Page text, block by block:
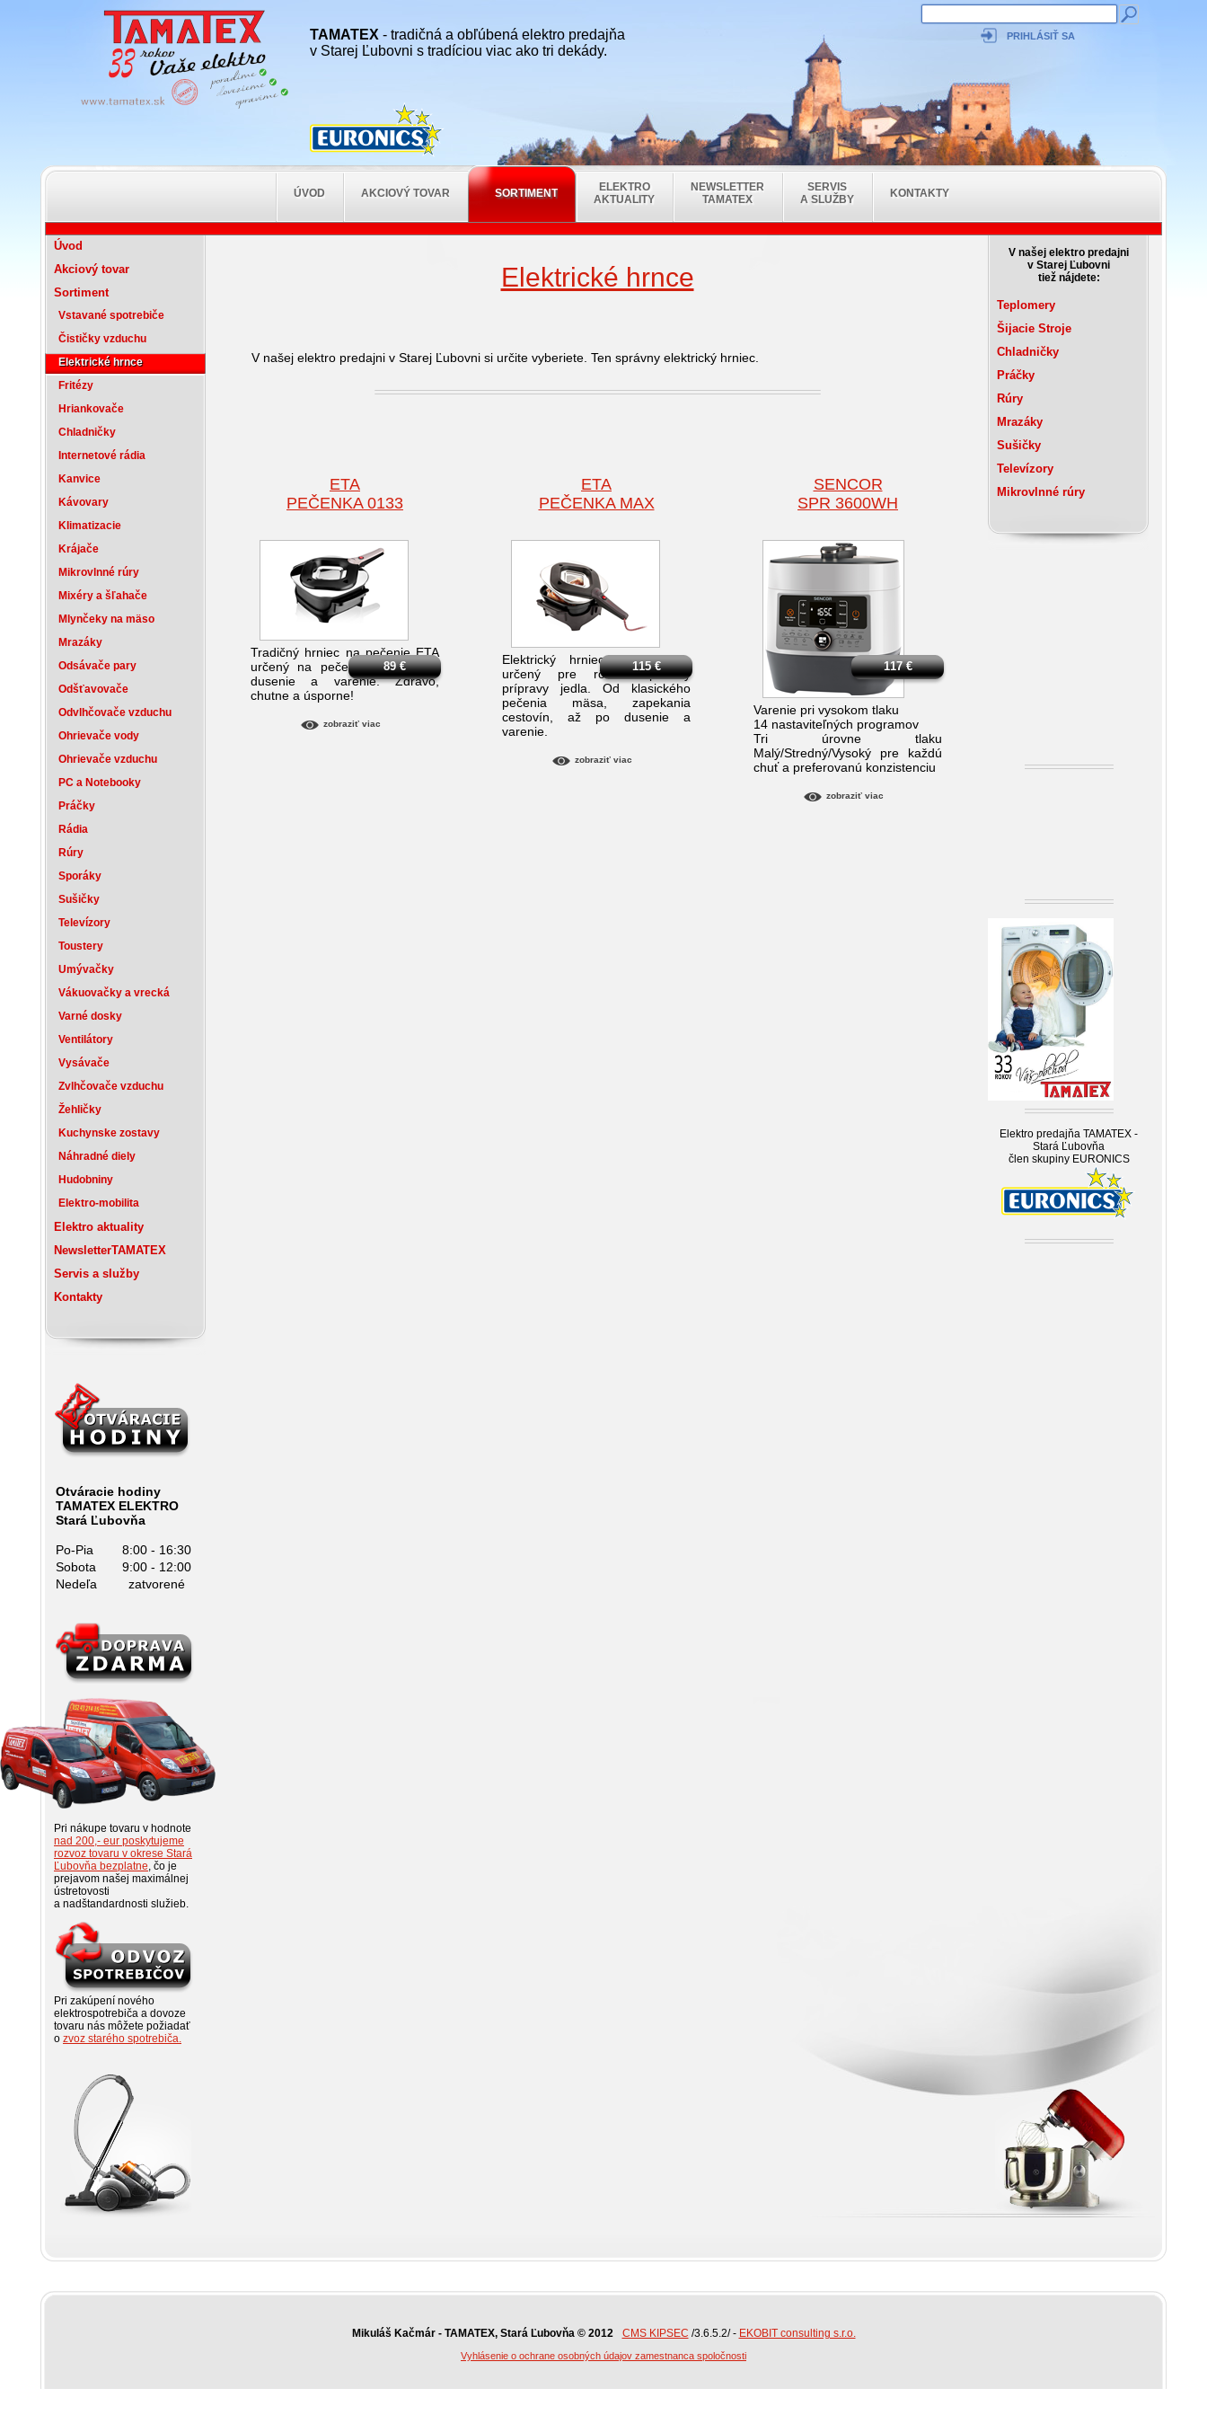
PRIHLÁSIŤ SA
TAMATEX - tradičná a obľúbená elektro predajňa
v Starej Ľubovni s tradíciou viac ako tri dekády.
ÚVOD AKCIOVÝ TOVAR SORTIMENT
ELEKTRO
AKTUALITY
NEWSLETTER
TAMATEX
SERVIS
A SLUŽBY
KONTAKTY
Úvod
Akciový tovar
Sortiment
Vstavané spotrebiče
Čističky vzduchu
Elektrické hrnce
Fritézy
Hriankovače
Chladničky
Internetové rádia
Kanvice
Kávovary
Klimatizacie
Krájače
Mikrovlnné rúry
Mixéry a šľahače
Mlynčeky na mäso
Mrazáky
Odsávače pary
Odšťavovače
Odvlhčovače vzduchu
Ohrievače vody
Ohrievače vzduchu
PC a Notebooky
Práčky
Rádia
Rúry
Sporáky
Sušičky
Televízory
Toustery
Umývačky
Vákuovačky a vrecká
Varné dosky
Ventilátory
Vysávače
Zvlhčovače vzduchu
Žehličky
Kuchynske zostavy
Náhradné diely
Hudobniny
Elektro-mobilita
Elektro aktuality
NewsletterTAMATEX
Servis a služby
Kontakty
Otváracie hodiny
TAMATEX ELEKTRO
Stará Ľubovňa
Po-Pia
8:00 - 16:30
Sobota
9:00 - 12:00
Nedeľa
zatvorené
Pri nákupe tovaru v hodnote
nad 200,- eur poskytujeme
rozvoz tovaru v okrese Stará
Ľubovňa bezplatne, čo je
prejavom našej maximálnej
ústretovosti
a nadštandardnosti služieb.
Pri zakúpení nového
elektrospotrebiča a dovoze
tovaru nás môžete požiadať
o zvoz starého spotrebiča.
Elektrické hrnce
V našej elektro predajni v Starej Ľubovni si určite vyberiete. Ten správny elektrický hrniec.
ETA
PEČENKA 0133
Tradičný hrniec na pečenie ETA
určený na pečenie, zapekanie,
dusenie a varenie. Zdravo,
chutne a úsporne!
89€
zobraziť viac
ETA
PEČENKA MAX
Elektrický hrniec na pečenie
určený pre rôzne spôsoby
prípravy jedla. Od klasického
pečenia mäsa, zapekania
cestovín, až po dusenie a
varenie.
115€
zobraziť viac
SENCOR
SPR 3600WH
Varenie pri vysokom tlaku
14 nastaviteľných programov
Tri úrovne tlaku
Malý/Stredný/Vysoký pre každú
chuť a preferovanú konzistenciu
117€
zobraziť viac
V našej elektro predajni
v Starej Ľubovni
tiež nájdete:
Teplomery
Šijacie Stroje
Chladničky
Práčky
Rúry
Mrazáky
Sušičky
Televízory
Mikrovlnné rúry
Elektro predajňa TAMATEX -
Stará Ľubovňa
člen skupiny EURONICS
Mikuláš Kačmár - TAMATEX, Stará Ľubovňa © 2012 CMS KIPSEC /3.6.5.2/ - EKOBIT consulting s.r.o.
Vyhlásenie o ochrane osobných údajov zamestnanca spoločnosti